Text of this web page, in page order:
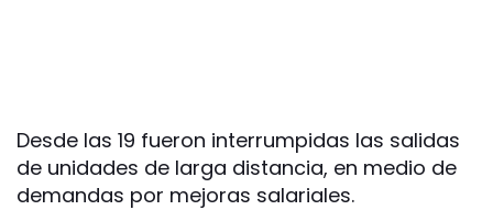
Desde las 19 fueron interrumpidas las salidas
de unidades de larga distancia, en medio de
demandas por mejoras salariales.